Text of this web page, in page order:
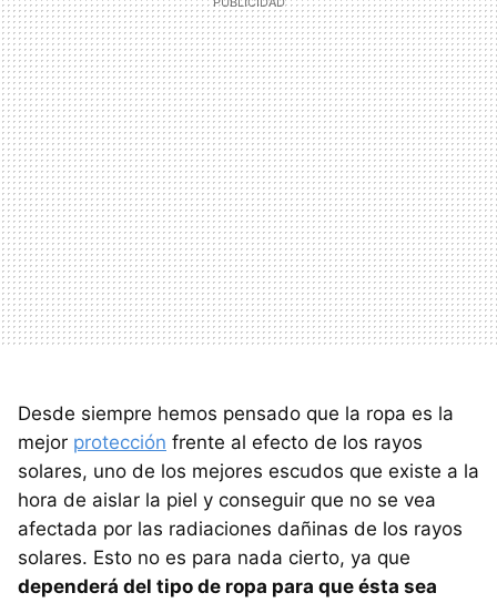
Desde siempre hemos pensado que la ropa es la
mejor protección frente al efecto de los rayos
solares, uno de los mejores escudos que existe a la
hora de aislar la piel y conseguir que no se vea
afectada por las radiaciones dañinas de los rayos
solares. Esto no es para nada cierto, ya que
dependerá del tipo de ropa para que ésta sea